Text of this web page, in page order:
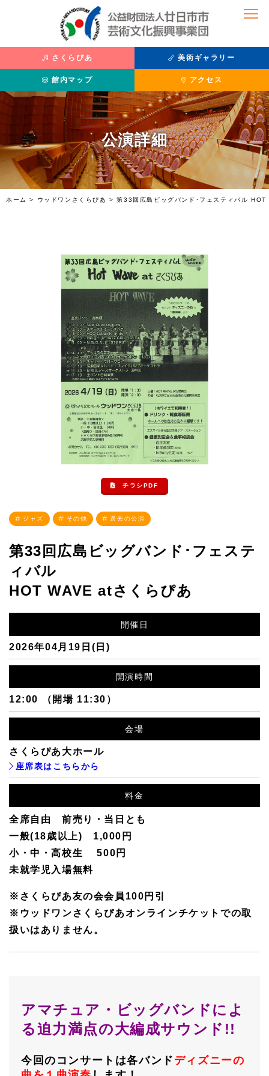
さくらぴあ
公演を観たい
公演情報
座席表
チケット購入方法
さくらぴあ
美術ギャラリー
美術を鑑賞したい
主催展覧会
過去の展覧
収蔵品紹介
利用案内
館内マップ アクセス
公演詳細
ホーム > ウッドワンさくらぴあ >第33回広島ビッグバンド･フェスティバル
チラシPDF
ジャズ その他 過去の公演
第33回広島ビッグバンド･フェステ
ィバル
HOT WAVE atさくらぴあ
開催日
2026年04月19日(日)
開演時間
12:00 （開場 11:30）
会場
さくらぴあ大ホール
座席表はこちらから
料金
全席自由 前売り・当日とも
一般(18歳以上) 1,000円
小・中・高校生 500円
未就学児入場無料
※さくらぴあ友の会会員100円引
※ウッドワンさくらぴあオンラインチケットでの取
扱いはありません。
アマチュア・ビッグバンドによ
る迫力満点の大編成サウンド!!
今回のコンサートは各バンド ディズニーの